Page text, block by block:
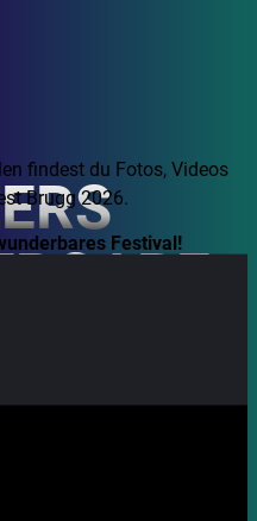
findest du Fotos, Videos
Brugg 2026.
Festival!